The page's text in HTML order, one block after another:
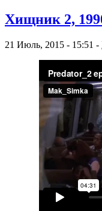
Хищник 2,
21 Июль, 2015 - 15:51 -